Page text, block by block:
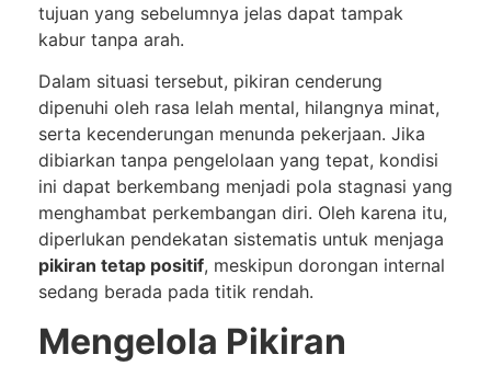
tujuan yang sebelumnya jelas dapat tampak
kabur tanpa arah.
Dalam situasi tersebut, pikiran cenderung
dipenuhi oleh rasa lelah mental, hilangnya minat,
serta kecenderungan menunda pekerjaan. Jika
dibiarkan tanpa pengelolaan yang tepat, kondisi
ini dapat berkembang menjadi pola stagnasi yang
menghambat perkembangan diri. Oleh karena itu,
diperlukan pendekatan sistematis untuk menjaga
pikiran tetap positif, meskipun dorongan internal
sedang berada pada titik rendah.
Mengelola Pikiran